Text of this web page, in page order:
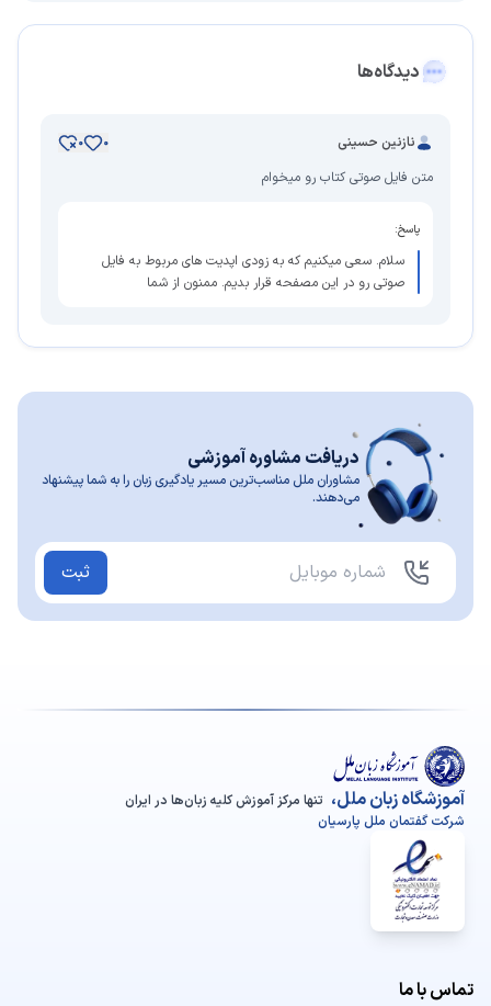
دیدگاه‌ها
نازنین حسینی 0
0
متن فایل صوتی کتاب رو میخوام
پاسخ:
سلام. سعی میکنیم که به زودی اپدیت های مربوط به فایل
صوتی رو در این مصفحه قرار بدیم. ممنون از شما
دریافت مشاوره آموزشی
مشاوران ملل مناسب‌ترین مسیر یادگیری زبان را به شما پیشنهاد
می‌دهند.
ثبت
آموزشگاه زبان ملل، تنها مرکز آموزش کلیه زبان‌ها در ایران
شرکت گفتمان ملل پارسیان
تماس با ما